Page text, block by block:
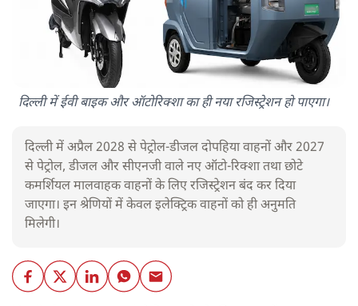
दिल्ली में ईवी बाइक और ऑटोरिक्शा का ही नया रजिस्ट्रेशन हो पाएगा।
दिल्ली में अप्रैल 2028 से पेट्रोल-डीजल दोपहिया वाहनों और 2027
से पेट्रोल, डीजल और सीएनजी वाले नए ऑटो-रिक्शा तथा छोटे
कमर्शियल मालवाहक वाहनों के लिए रजिस्ट्रेशन बंद कर दिया
जाएगा। इन श्रेणियों में केवल इलेक्ट्रिक वाहनों को ही अनुमति
मिलेगी।